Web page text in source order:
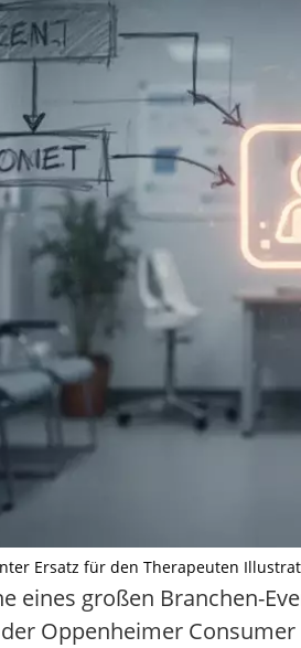
Ersatz für den Therapeuten
eines großen Branchen-
Oppenheimer